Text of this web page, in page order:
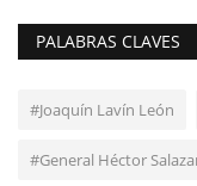
PALABRAS CLAVES
#Joaquín Lavín León
#General Héctor